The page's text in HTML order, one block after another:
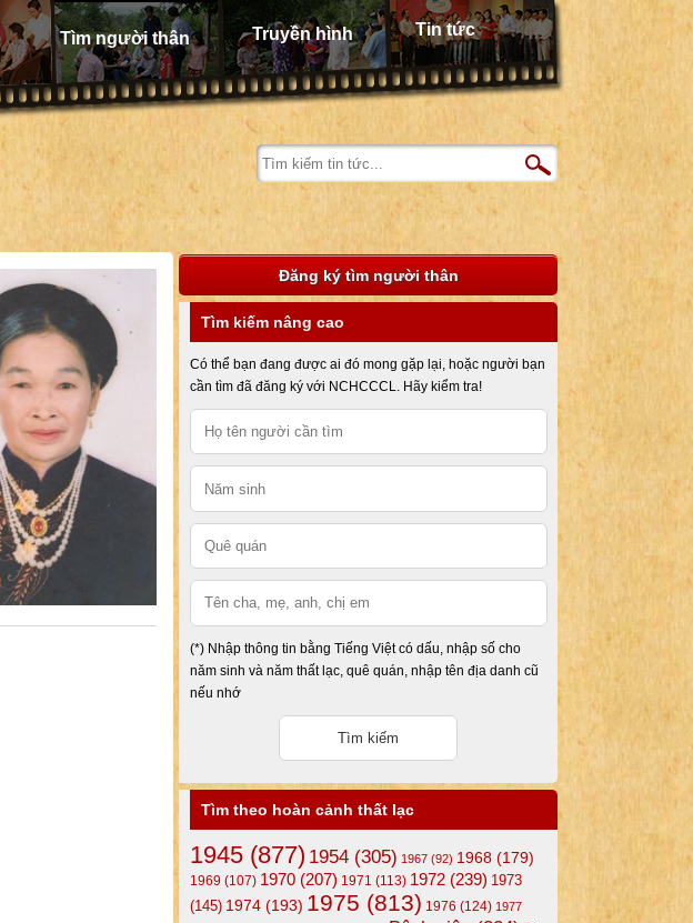
Tìm người thân Truyền hình Tin tức
Đăng ký tìm người thân
Tìm kiếm nâng cao
Có thể bạn đang được ai đó mong gặp lại, hoặc người bạn
cần tìm đã đăng ký với NCHCCCL. Hãy kiểm tra!
(*) Nhập thông tin bằng Tiếng Việt có dấu, nhập số cho
năm sinh và năm thất lạc, quê quán, nhập tên địa danh cũ
nếu nhớ
Tìm theo hoàn cảnh thất lạc
1945 (877) 1954 (305) 1967 (92) 1968 (179)
1969 (107) 1970 (207) 1971 (113) 1972 (239) 1973
(145) 1974 (193) 1975 (813) 1976 (124) 1977